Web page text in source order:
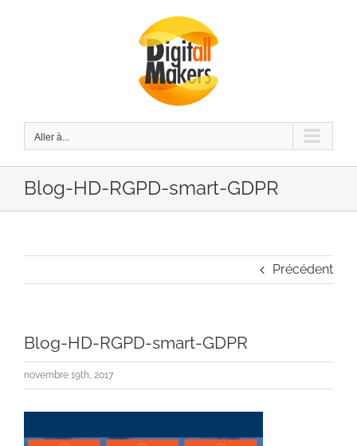
Aller à...
Blog-HD-RGPD-smart-GDPR
Précédent
Blog-HD-RGPD-smart-GDPR
novembre 19th, 2017